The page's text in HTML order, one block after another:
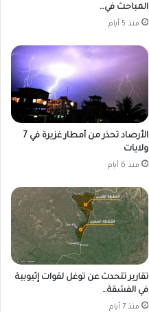
المباحث في…
منذ 5 أيام
الأرصاد تحذر من أمطار غزيرة في 7
ولايات
منذ 6 أيام
تقارير تتحدث عن توغل لقوات إثيوبية
في الفشقة…
منذ 7 أيام